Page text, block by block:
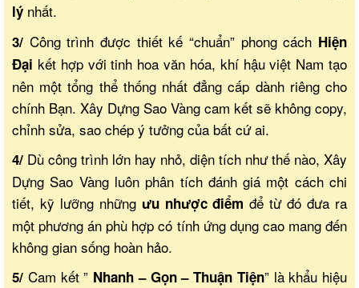
lý nhất.
3/ Công trình được thiết kế “chuẩn” phong cách Hiện
Đại kết hợp với tinh hoa văn hóa, khí hậu việt Nam tạo
nên một tổng thể thống nhất đẳng cấp dành riêng cho
chính Bạn. Xây Dựng Sao Vàng cam kết sẽ không copy,
chỉnh sửa, sao chép ý tưởng của bất cứ ai.
4/ Dù công trình lớn hay nhỏ, diện tích như thế nào, Xây
Dựng Sao Vàng luôn phân tích đánh giá một cách chi
tiết, kỹ lưỡng những ưu nhược điểm để từ đó đưa ra
một phương án phù hợp có tính ứng dụng cao mang đến
không gian sống hoàn hảo.
5/ Cam kết ” Nhanh – Gọn – Thuận Tiện” là khẩu hiệu